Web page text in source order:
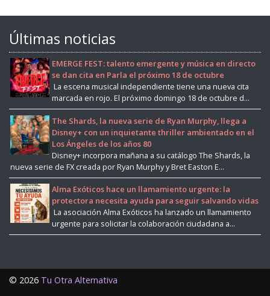
Últimas noticias
EMERGE FEST: talento emergente y música en directo
se dan cita en Parla el próximo 18 de octubre
La escena musical independiente tiene una nueva cita
marcada en rojo. El próximo domingo 18 de octubre d...
The Shards, la nueva serie de Ryan Murphy, llega a
Disney+ con un inquietante thriller ambientado en el
Los Ángeles de los años 80
Disney+ incorpora mañana a su catálogo The Shards, la
nueva serie de FX creada por Ryan Murphy y Bret Easton E...
Alma Exóticos hace un llamamiento urgente: la
protectora necesita ayuda para seguir salvando vidas
La asociación Alma Exóticos ha lanzado un llamamiento
urgente para solicitar la colaboración ciudadana a...
© 2026 Tu Otra Alternativa